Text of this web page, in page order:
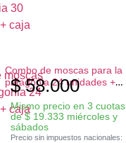
Combo de moscas para la
patagonia 24 unidades +
Caja
$58.000
Mismo precio en 3 cuotas
de$19.333 miércoles y
sábados
Precio sin impuestos nacionales: